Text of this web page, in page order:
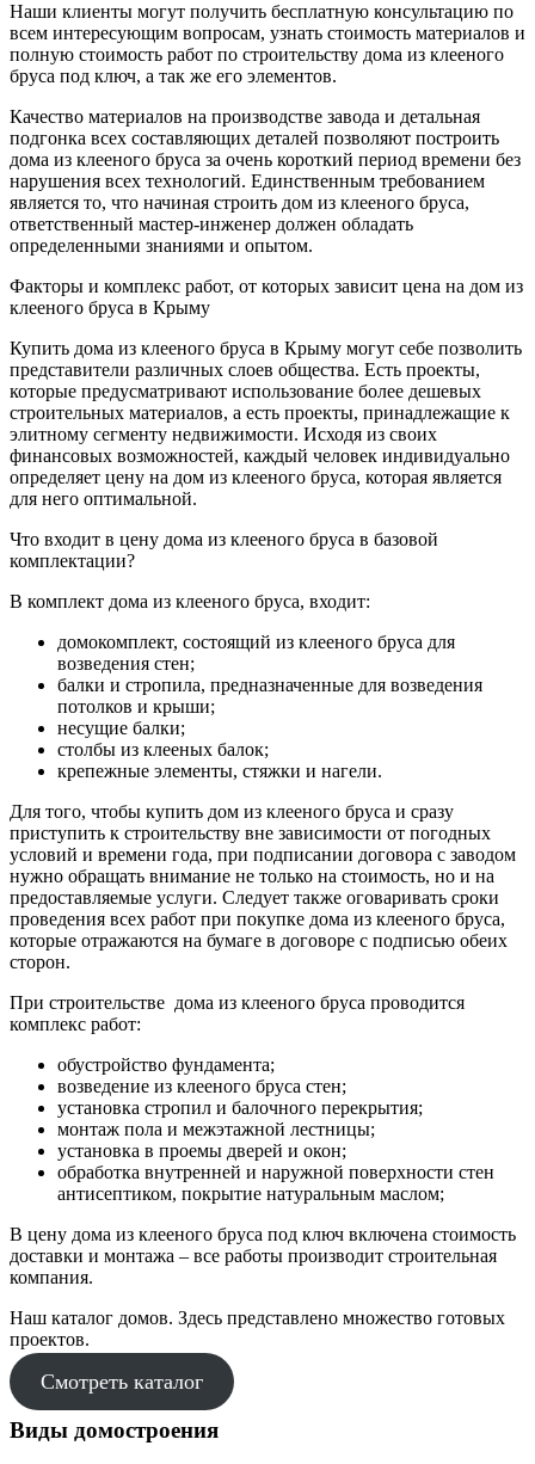
Наши клиенты могут получить бесплатную консультацию по
всем интересующим вопросам, узнать стоимость материалов и
полную стоимость работ по строительству дома из клееного
бруса под ключ, а так же его элементов.
Качество материалов на производстве завода и детальная
подгонка всех составляющих деталей позволяют построить
дома из клееного бруса за очень короткий период времени без
нарушения всех технологий. Единственным требованием
является то, что начиная строить дом из клееного бруса,
ответственный мастер-инженер должен обладать
определенными знаниями и опытом.
Факторы и комплекс работ, от которых зависит цена на дом из
клееного бруса в Крыму
Купить дома из клееного бруса в Крыму могут себе позволить
представители различных слоев общества. Есть проекты,
которые предусматривают использование более дешевых
строительных материалов, а есть проекты, принадлежащие к
элитному сегменту недвижимости. Исходя из своих
финансовых возможностей, каждый человек индивидуально
определяет цену на дом из клееного бруса, которая является
для него оптимальной.
Что входит в цену дома из клееного бруса в базовой
комплектации?
В комплект дома из клееного бруса, входит:
домокомплект, состоящий из клееного бруса для
возведения стен;
балки и стропила, предназначенные для возведения
потолков и крыши;
несущие балки;
столбы из клееных балок;
крепежные элементы, стяжки и нагели.
Для того, чтобы купить дом из клееного бруса и сразу
приступить к строительству вне зависимости от погодных
условий и времени года, при подписании договора с заводом
нужно обращать внимание не только на стоимость, но и на
предоставляемые услуги. Следует также оговаривать сроки
проведения всех работ при покупке дома из клееного бруса,
которые отражаются на бумаге в договоре с подписью обеих
сторон.
При строительстве дома из клееного бруса проводится
комплекс работ:
обустройство фундамента;
возведение из клееного бруса стен;
установка стропил и балочного перекрытия;
монтаж пола и межэтажной лестницы;
установка в проемы дверей и окон;
обработка внутренней и наружной поверхности стен
антисептиком, покрытие натуральным маслом;
В цену дома из клееного бруса под ключ включена стоимость
доставки и монтажа – все работы производит строительная
компания.
Наш каталог домов. Здесь представлено множество готовых
проектов.
Смотреть каталог
Виды домостроения